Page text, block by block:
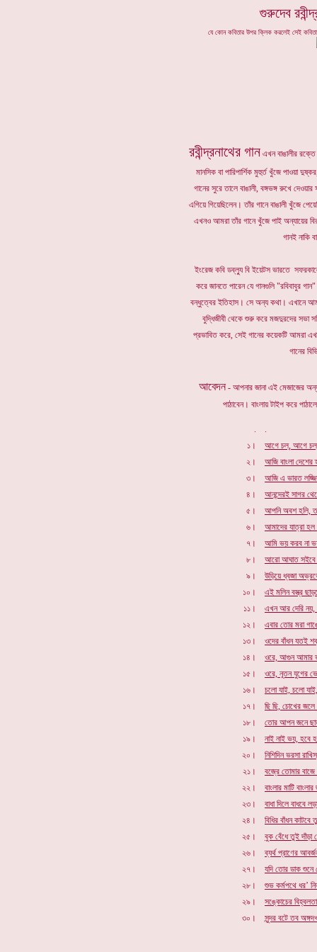
গুরুদেব
যে কোন কবিতার উপর ক্লিক করলেই সেই
.
আগে চল্, আগে চল্
আজি বাংলা
আজি এ ভারত
আনন্দেরই সাগর
আপনি অবশ হলি,
আমাদের যাত্রা
আমি ভয় করব না
আরো আঘাত সইবে
উড়িয়ে ধ্বজা
এই মলিন বস্ত্র
এখন আর দেরি নয়,
এবার তোর মরা
ওদের বাঁধন যতই
ওরে, আগুন আমার
ওরে, নূতন যুগের
চলো যাই, চলো
ছি ছি, চোখের
তোর আপন জনে
নাই নাই ভয়, হবে
নিশিদিন ভরসা
বজ্রে তোমার বাজে
বাংলার মাটি
বাধা দিলে বাধবে
বিধির বাঁধন
বুক বেঁধে তুই দাঁড়া
ব্যর্থ প্রাণের
যদি তোর ডাক
শুভ কর্মপথে ধর’
সঙ্কোচের
সুন্দর বটে তব
.
১।
২।
৩।
৪।
৫।
৬।
৭।
৮।
৯।
১০।
১১।
১২।
১৩।
১৪।
১৫।
১৬।
১৭।
১৮।
১৯।
২০।
২১।
২২।
২৩।
২৪।
২৫।
২৬।
২৭।
২৮।
২৯।
৩০।
রবীন্দ্রনাথের গান এখন বাঙালীর
মানসিক বা পারিপার্শিক মুহুর্ত খুঁজে পাওয়া
গানের সুরে তালে বাঙালী, বঙ্গভঙ্গ রুখে
এগিয়ে গিয়েছিলেন। তাঁর গানে বাঙালী খুঁজে
এখনও আমরা তাঁর গানে খুঁজে পাই অন্যায়ের
গানই নাকি
ইংরেজ কবি ডব্ল্যু বি ইয়েটস ভারতে
করে জানতে পারেন যে গানগুলি "রবিবাবুর
বন্ধুত্বের ইতিহাস। সে অন্য কথা। এখানে
বুদ্ধিজীবী থেকে শুরু করে মজদুরদের সভা
প্রভাবিত করে, সেই গানের কয়েকটি আমরা
গানের
আবেদন - আপনার জানা এই মেজাজের
পাঠাবেন। বাংলায় টাইপ করে